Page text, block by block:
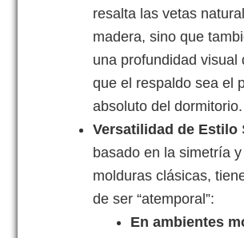
resalta las vetas
madera, sino que
una profundidad visual
que el respaldo sea el
absoluto del dormitorio.
Versatilidad de Estilo
basado en la simetría
molduras clásicas,
de ser “atemporal”:
En ambientes